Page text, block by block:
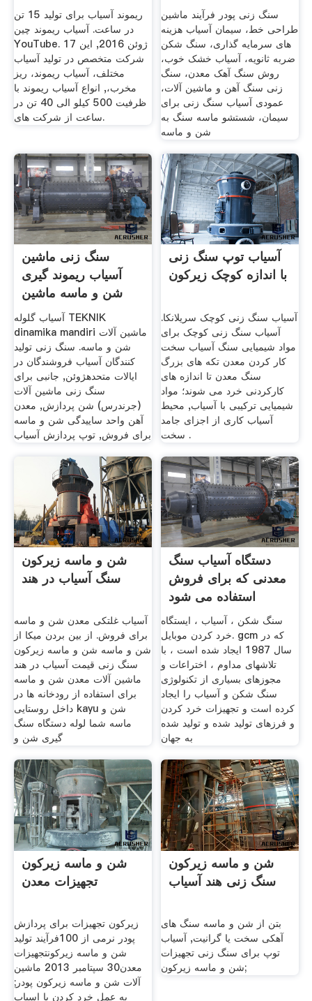
ریموند آسیاب برای تولید 15 تن
در ساعت. آسیاب ریموند چین
YouTube. 17 ژوئن 2016, این
شرکت متخصص در تولید آسیاب
مختلف، آسیاب ریموند، ریز
مخرب،, انواع آسیاب ریموند با
ظرفیت 500 کیلو الی 40 تن در
ساعت از شرکت های.
سنگ زنی پودر فرآیند ماشین
طراحی خط، سیمان آسیاب هزینه
های سرمایه گذاری، سنگ شکن
ضربه ثانویه، آسیاب خشک خوب،
روش سنگ آهک معدن، سنگ
زنی سنگ آهن و ماشین آلات،
عمودی آسیاب سنگ زنی برای
سیمان، شستشو ماسه سنگ به
شن و ماسه
سنگ زنی ماشین
آسیاب ریموند گیری
شن و ماسه ماشین
ریموند
آسیاب گلوله TEKNIK
dinamika mandiri ماشین آلات
شن و ماسه. سنگ زنی تولید
کنندگان آسیاب فروشندگان در
ایالات متحدهژوئن, جانبی برای
سنگ زنی ماشین آلات
(جرندرس) شن پردازش, معدن
آهن واحد ساییدگی شن و ماسه
برای فروش, توپ پردازش آسیاب
آسیاب توپ سنگ زنی
با اندازه کوچک زیرکون
آسیاب سنگ زنی کوچک سریلانکا.
آسیاب سنگ زنی کوچک برای
مواد شیمیایی سنگ آسیاب سخت
کار کردن معدن تکه های بزرگ
سنگ معدن تا اندازه های
کارکردنی خرد می شوند؛ مواد
شیمیایی ترکیبی با آسیاب, محیط
آسیاب کاری از اجزای جامد
سخت .
شن و ماسه زیرکون
سنگ آسیاب در هند
آسیاب غلتکی معدن شن و ماسه
برای فروش. از بین بردن میکا از
شن و ماسه شن و ماسه زیرکون
سنگ زنی قیمت آسیاب در هند
ماشین آلات معدن شن و ماسه
برای استفاده از رودخانه ها در
داخل روستایی kayu شن و
ماسه شما لوله دستگاه سنگ
گیری شن و
دستگاه آسیاب سنگ
معدنی که برای فروش
استفاده می شود
سنگ شکن ، آسیاب ، ایستگاه
خرد کردن موبایل. gcm که در
سال 1987 ایجاد شده است ، با
تلاشهای مداوم ، اختراعات و
مجوزهای بسیاری از تکنولوژی
سنگ شکن و آسیاب را ایجاد
کرده است و تجهیزات خرد کردن
و فرزهای تولید شده و تولید شده
به جهان
شن و ماسه زیرکون
تجهیزات معدن
زیرکون تجهیزات برای پردازش
پودر نرمی از 100فرآیند تولید
شن و ماسه زیرکونتجهیزات
معدن30 سپتامبر 2013 ماشین
آلات شن و ماسه زیرکون پودر;
به عمل خرد کردن یا اسیاب
شن و ماسه زیرکون
سنگ زنی هند آسیاب
بتن از شن و ماسه سنگ های
آهكی سخت یا گرانیت, آسیاب
توپ برای سنگ زنی تجهیزات
شن و ماسه زیرکون;